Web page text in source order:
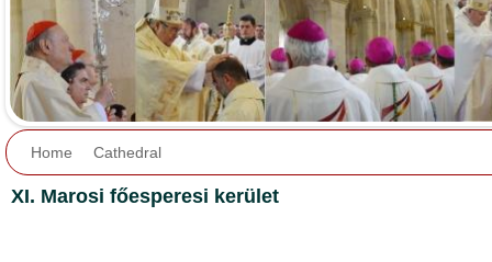
Home Cathedral
XI. Marosi főesperesi kerület